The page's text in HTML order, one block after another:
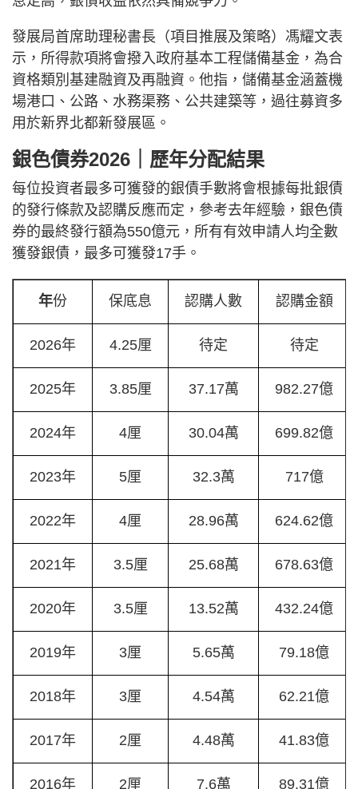
發展局首席助理秘書長（項目推展及策略）馮耀文表
示，所得款項將會撥入政府基本工程儲備基金，為合
資格類別基建融資及再融資。他指，儲備基金涵蓋機
場港口、公路、水務渠務、公共建築等，過往募資多
用於新界北都新發展區。
銀色債券2026｜歷年分配結果
每位投資者最多可獲發的銀債手數將會根據每批銀債
的發行條款及認購反應而定，參考去年經驗，銀色債
券的最終發行額為550億元，所有有效申請人均全數
獲發銀債，最多可獲發17手。
年份 保底息 認購人數 認購金額
2026年 4.25厘 待定 待定
2025年 3.85厘 37.17萬 982.27億
2024年 4厘 30.04萬 699.82億
2023年 5厘 32.3萬 717億
2022年 4厘 28.96萬 624.62億
2021年 3.5厘 25.68萬 678.63億
2020年 3.5厘 13.52萬 432.24億
2019年 3厘 5.65萬 79.18億
2018年 3厘 4.54萬 62.21億
2017年 2厘 4.48萬 41.83億
2016年 2厘 7.6萬 89.31億